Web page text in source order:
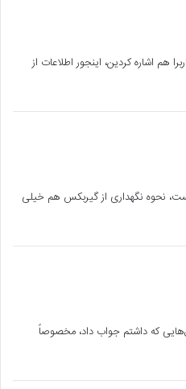
هم اشاره کردین، اینجور اطلاعات از
نحوه نگهداری از گیربکس هم خیلی
که داشتم جواب داد، مخصوصاً